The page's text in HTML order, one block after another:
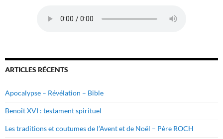
ARTICLES RÉCENTS
Apocalypse – Révélation – Bible
Benoît XVI : testament spirituel
Les traditions et coutumes de l’Avent et de Noël – Père ROCH